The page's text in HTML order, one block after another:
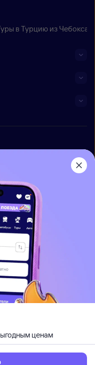
в Турцию из Чебоксар
www.tutu.ruобязательна
ценам